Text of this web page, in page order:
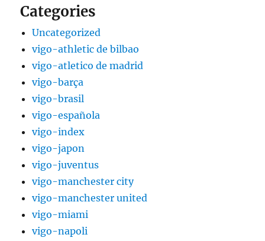
Categories
Uncategorized
vigo-athletic de bilbao
vigo-atletico de madrid
vigo-barça
vigo-brasil
vigo-española
vigo-index
vigo-japon
vigo-juventus
vigo-manchester city
vigo-manchester united
vigo-miami
vigo-napoli